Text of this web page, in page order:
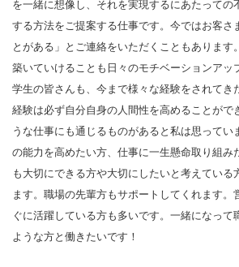
を一緒に想像し、それを実現するにあたっての
する方法をご提案する仕事です。今ではお客さ
とがある」とご連絡をいただくこともあります
築いていけることも日々のモチベーションアッ
学生の皆さんも、今まで様々な経験をされてき
経験は必ず自分自身の人間性を高めることがで
うな仕事にも通じるものがあると私は思ってい
の能力を高めたい方、仕事に一生懸命取り組み
も大切にできる方や大切にしたいと考えている
ます。職場の先輩方もサポートしてくれます。
ぐに活躍している方も多いです。一緒になって
ような方と働きたいです！